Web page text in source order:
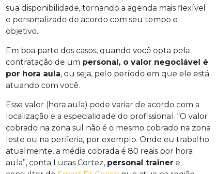
sua disponibilidade, tornando a agenda mais flexível
e personalizado de acordo com seu tempo e
objetivo.
Em boa parte dos casos, quando você opta pela
contratação de um personal, o valor negociável é
por hora aula, ou seja, pelo período em que ele está
atuando com você.
Esse valor (hora aula) pode variar de acordo com a
localização e a especialidade do profissional. “O valor
cobrado na zona sul não é o mesmo cobrado na zona
leste ou na periferia, por exemplo. Onde eu trabalho
atualmente, a média cobrada é 80 reais por hora
aula”, conta Lucas Cortez, personal trainer e